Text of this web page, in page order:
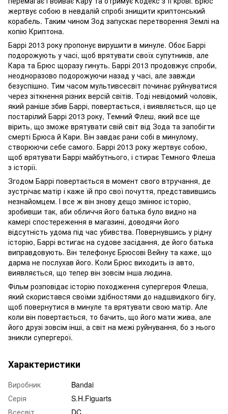
жертвує собою в невдалій спробі знищити криптонський
корабель. Таким чином Зод запускає перетворення Землі на
копію Криптона.
Баррі 2013 року пропонує вирушити в минуле. Обоє Баррі
подорожують у часі, щоб врятувати своїх супутників, але
Кара та Брюс щоразу гинуть. Баррі 2013 продовжує спроби,
неодноразово подорожуючи назад у часі, але завжди
безуспішно. Тим часом мультивсесвіт починає руйнуватися
через зіткнення різних версій світів. Тоді невідомий чоловік,
який раніше збив Баррі, повертається, і виявляється, що це
постарілий Баррі 2013 року, Темний Флеш, який все ще
вірить, що зможе врятувати свій світ від Зода та запобігти
смерті Брюса й Кари. Він завдає рани собі в минулому,
створюючи себе самого. Баррі 2013 року жертвує собою,
щоб врятувати Баррі майбутнього, і стирає Темного Флеша
з історії.
Згодом Баррі повертається в момент свого втручання, де
зустрічає матір і каже їй про свої почуття, представившись
незнайомцем. І все ж він знову дещо змінює історію,
зробивши так, аби обличчя його батька було видно на
камері спостереження в магазині, доводячи його
відсутність удома під час убивства. Повернувшись у рідну
історію, Баррі встигає на судове засідання, де його батька
виправдовують. Він телефонує Брюсові Вейну та каже, що
дарма не послухав його. Коли Брюс виходить із авто,
виявляється, що тепер він зовсім інша людина.
Фільм розповідає історію походження супергероя Флеша,
який скористався своїми здібностями до надшвидкого бігу,
щоб повернутися в минуле та врятувати свою матір. Але
коли він повертається, то бачить, що його мати жива, але
його друзі зовсім інші, а світ на межі руйнування, бо з нього
зникли супергерої.
Характеристики
Виробник
Bandai
Серія
S.H.Figuarts
Всесвіт
DC